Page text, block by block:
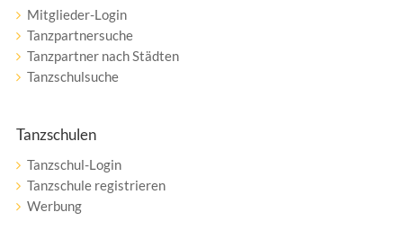
Mitglieder-Login
Tanzpartnersuche
Tanzpartner nach Städten
Tanzschulsuche
Tanzschulen
Tanzschul-Login
Tanzschule registrieren
Werbung